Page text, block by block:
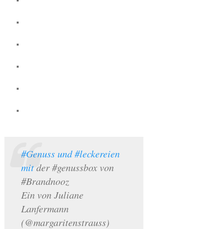
#Genuss und #leckereien
mitder #genussbox von
#Brandnooz
Ein von Juliane
Lanfermann
(@margaritenstrauss)